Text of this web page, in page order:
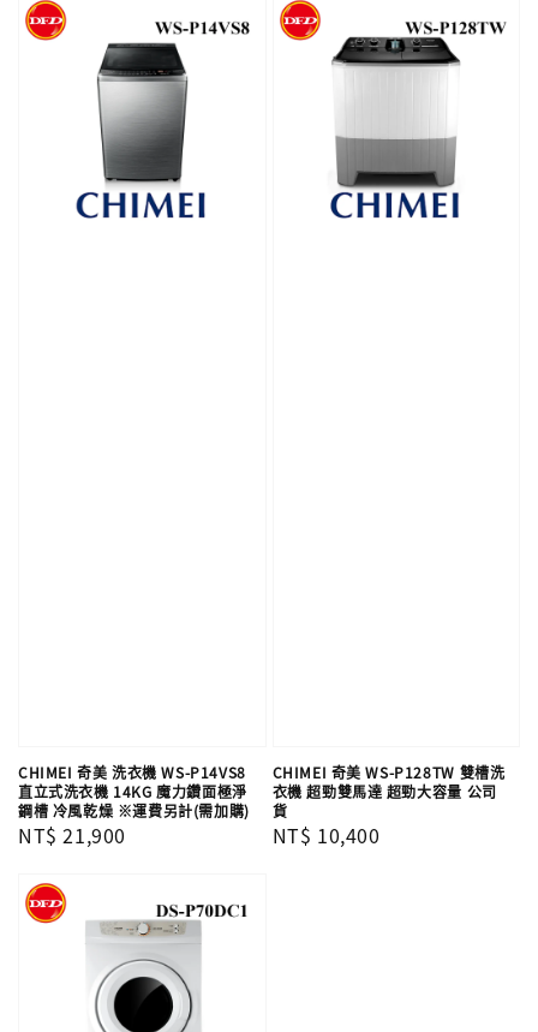
CHIMEI 奇美 洗衣機 WS-P14VS8
直立式洗衣機 14KG 魔力鑽面極淨
鋼槽 冷風乾燥 ※運費另計(需加購)
Regular
NT$ 21,900
CHIMEI 奇美 WS-P128TW 雙槽洗
衣機 超勁雙馬達 超勁大容量 公司
貨
Regular
NT$ 10,400